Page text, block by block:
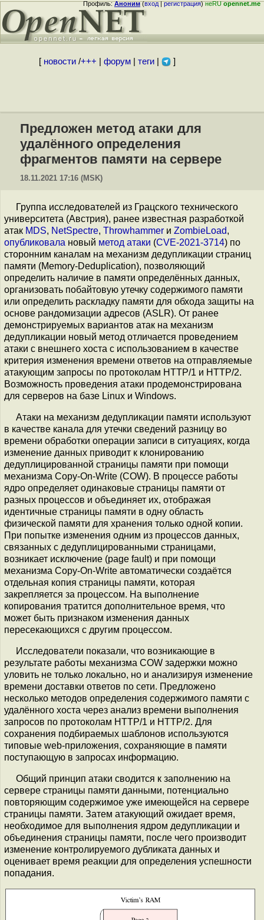
Профиль:Аноним(вход|регистрация)неRUopennet.me
[ новости/+++ форум| теги| ]
Предложен метод атаки для
удалённого определения
фрагментов памяти на сервере
18.11.2021 17:16 (MSK)
Группа исследователей из Грацского технического
университета (Австрия), ранее известная разработкой
атак MDS, NetSpectre, Throwhammer и ZombieLoad,
опубликовала новый метод атаки (CVE-2021-3714) по
сторонним каналам на механизм дедупликации страниц
памяти (Memory-Deduplication), позволяющий
определить наличие в памяти определённых данных,
организовать побайтовую утечку содержимого памяти
или определить раскладку памяти для обхода защиты на
основе рандомизации адресов (ASLR). От ранее
демонстрируемых вариантов атак на механизм
дедупликации новый метод отличается проведением
атаки с внешнего хоста с использованием в качестве
критерия изменения времени ответов на отправляемые
атакующим запросы по протоколам HTTP/1 и HTTP/2.
Возможность проведения атаки продемонстрирована
для серверов на базе Linux и Windows.
Атаки на механизм дедупликации памяти используют
в качестве канала для утечки сведений разницу во
времени обработки операции записи в ситуациях, когда
изменение данных приводит к клонированию
дедуплицированной страницы памяти при помощи
механизма Copy-On-Write (COW). В процессе работы
ядро определяет одинаковые страницы памяти от
разных процессов и объединяет их, отображая
идентичные страницы памяти в одну область
физической памяти для хранения только одной копии.
При попытке изменения одним из процессов данных,
связанных с дедуплицированными страницами,
возникает исключение (page fault) и при помощи
механизма Copy-On-Write автоматически создаётся
отдельная копия страницы памяти, которая
закрепляется за процессом. На выполнение
копирования тратится дополнительное время, что
может быть признаком изменения данных
пересекающихся с другим процессом.
Исследователи показали, что возникающие в
результате работы механизма COW задержки можно
уловить не только локально, но и анализируя изменение
времени доставки ответов по сети. Предложено
несколько методов определения содержимого памяти с
удалённого хоста через анализ времени выполнения
запросов по протоколам HTTP/1 и HTTP/2. Для
сохранения подбираемых шаблонов используются
типовые web-приложения, сохраняющие в памяти
поступающую в запросах информацию.
Общий принцип атаки сводится к заполнению на
сервере страницы памяти данными, потенциально
повторяющим содержимое уже имеющейся на сервере
страницы памяти. Затем атакующий ожидает время,
необходимое для выполнения ядром дедупликации и
объединения страницы памяти, после чего производит
изменение контролируемого дубликата данных и
оценивает время реакции для определения успешности
попадания.